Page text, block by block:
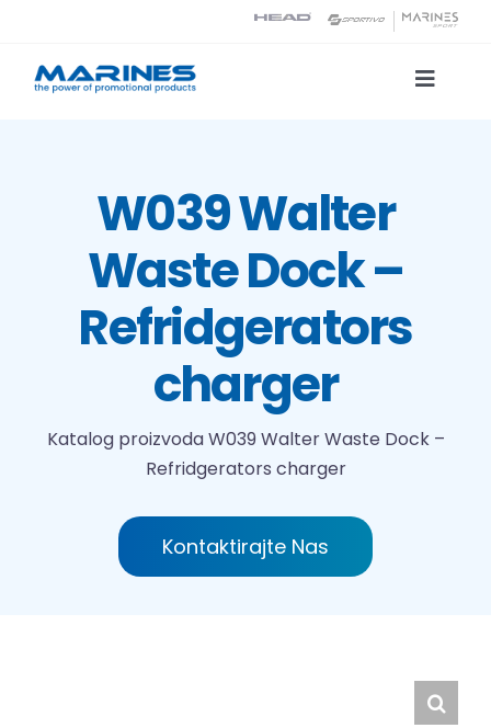
content
Toggle
Tehnologije tiska
O nama
W039 Walter
Waste Dock –
Refridgerators
charger
Katalog proizvodaW039 Walter Waste Dock –
Refridgerators charger
Kontaktirajte Nas